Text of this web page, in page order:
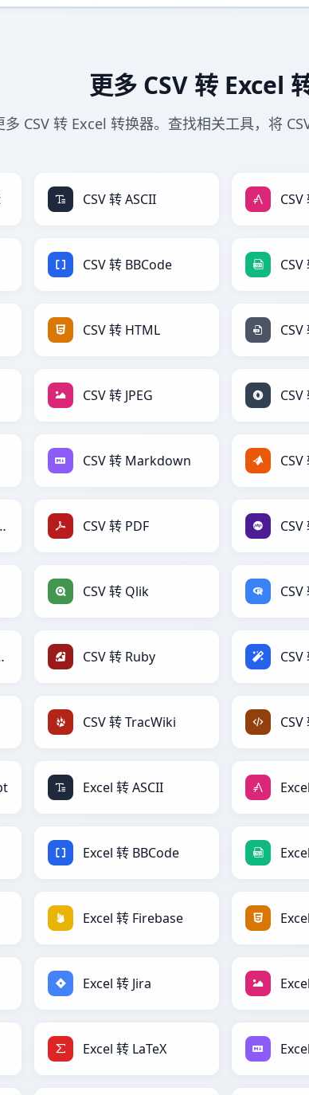
更多 CSV 转 Excel
多 CSV 转 Excel 转换器。查找相关工具，将
CSV 转 ASCII
CSV 转 BBCode CSV
CSV 转 HTML
CSV 转 JPEG CSV
CSV 转 Markdown CSV
CSV 转 PDF CSV
CSV 转 Qlik
CSV 转 Ruby
CSV 转 TracWiki CSV
Excel 转 ASCII
Excel 转 BBCode
Excel 转 Firebase
Excel 转 Jira
Excel 转 LaTeX